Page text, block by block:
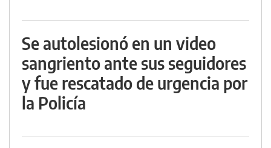
Se autolesionó en un video
sangriento ante sus seguidores
y fue rescatado de urgencia por
la Policía